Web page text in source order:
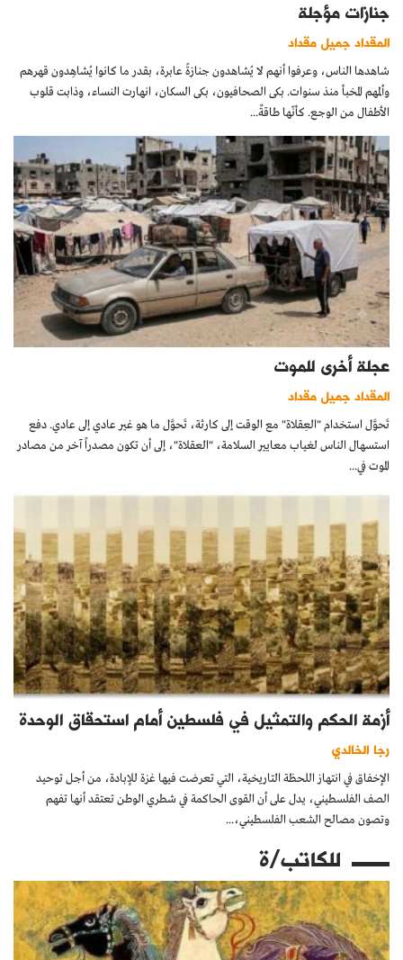
جنازات مؤجلة
المقداد جميل مقداد
شاهدها الناس، وعرفوا أنهم لا يُشاهدون جنازةً عابرة، بقدر ما كانوا يُشاهِدون قهرهم
وألمهم المخبأ منذ سنوات. بكى الصحافيون، بكى السكان، انهارت النساء، وذابت قلوب
الأطفال من الوجع. كأنّها طاقةٌ...
عجلة أخرى للموت
المقداد جميل مقداد
تَحوَّل استخدام "العِقلاة" مع الوقت إلى كارثة، تَحوَّل ما هو غير عادي إلى عادي. دفع
استسهال الناس لغياب معايير السلامة، "العقلاة"، إلى أن تكون مصدراً آخر من مصادر
الموت في...
أزمة الحكم والتمثيل في فلسطين أمام استحقاق الوحدة
رجا الخالدي
الإخفاق في انتهاز اللحظة التاريخية، التي تعرضت فيها غزة للإبادة، من أجل توحيد
الصف الفلسطيني، يدل على أن القوى الحاكمة في شطري الوطن تعتقد أنها تفهم
وتصون مصالح الشعب الفلسطيني،...
للكاتب/ة